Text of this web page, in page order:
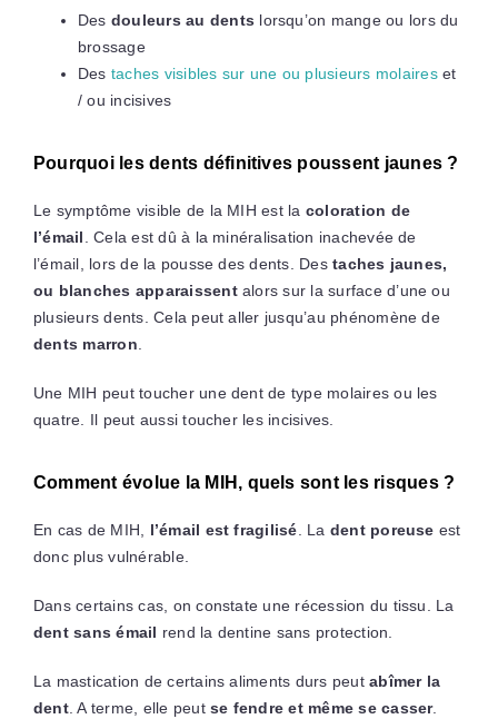
Des douleurs au dents lorsqu’on mange ou lors du
brossage
Des taches visibles sur une ou plusieurs molaireset
/ ou incisives
Pourquoi les dents définitives poussent jaunes ?
Le symptôme visible de la MIH est la coloration de
l’émail. Cela est dû à la minéralisation inachevée de
l’émail, lors de la pousse des dents. Destaches jaunes,
ou blanches apparaissentalors sur la surface d’une ou
plusieurs dents. Cela peut aller jusqu’au phénomène de
dents marron.
Une MIH peut toucher une dent de type molaires ou les
quatre. Il peut aussi toucher les incisives.
Comment évolue la MIH, quels sont les risques ?
En cas de MIH, l’émail est fragilisé. La dent poreuse est
donc plus vulnérable.
Dans certains cas, on constate une récession du tissu. La
dent sans émail rend la dentine sans protection.
La mastication de certains aliments durs peutabîmer la
dent. A terme, elle peut se fendre et même se casser.